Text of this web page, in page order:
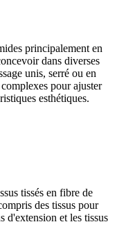
principalement en
dans diverses
unis, serré ou en
pour ajuster
esthétiques.
tissés en fibre de
des tissus pour
d'extension et les tissus